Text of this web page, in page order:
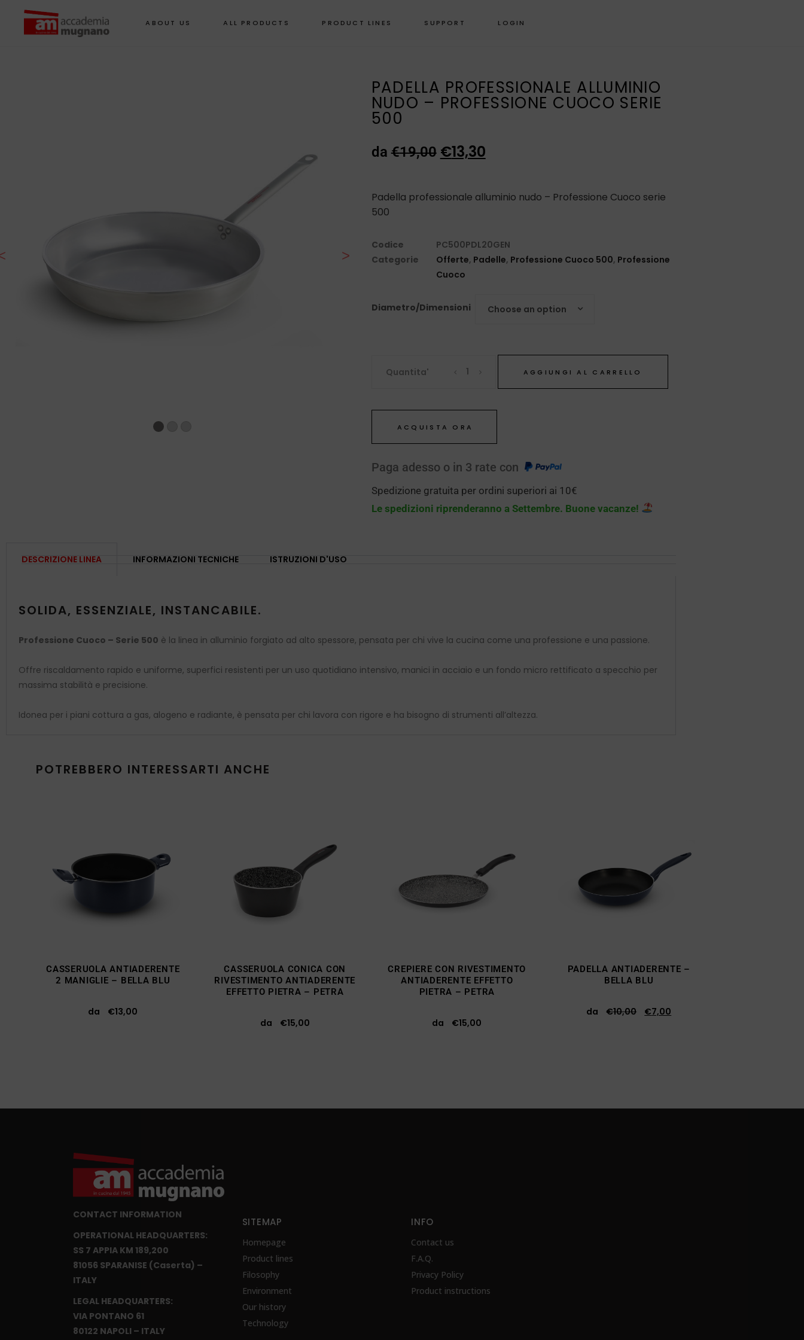
ABOUT US ALL PRODUCTS PRODUCT LINES SUPPORT LOGIN
>
PADELLA PROFESSIONALE ALLUMINIO
NUDO – PROFESSIONE CUOCO SERIE
500
da €19,00 €13,30
Padella professionale alluminio nudo – Professione Cuoco serie
500
Codice
PC500PDL20GEN
Categorie
Offerte, Padelle, Professione Cuoco 500, Professione
Cuoco
Diametro/Dimensioni Choose an option
Quantita' AGGIUNGI AL CARRELLO
ACQUISTA ORA
Paga adesso o in 3 rate con
Spedizione gratuita per ordini superiori ai 10€
Le spedizioni riprenderanno a Settembre. Buone vacanze!
DESCRIZIONE LINEA INFORMAZIONI TECNICHE ISTRUZIONI D'USO
SOLIDA, ESSENZIALE, INSTANCABILE.
Professione Cuoco – Serie 500 è la linea in alluminio forgiato ad alto spessore, pensata per chi vive la cucina come una professione e una passione.
Offre riscaldamento rapido e uniforme, superfici resistenti per un uso quotidiano intensivo, manici in acciaio e un fondo micro rettificato a specchio per
massima stabilità e precisione.
Idonea per i piani cottura a gas, alogeno e radiante, è pensata per chi lavora con rigore e ha bisogno di strumenti all’altezza.
POTREBBERO INTERESSARTI ANCHE
CASSERUOLA ANTIADERENTE
2 MANIGLIE – BELLA BLU
da €13,00
CASSERUOLA CONICA CON
RIVESTIMENTO ANTIADERENTE
EFFETTO PIETRA – PETRA
da €15,00
CREPIERE CON RIVESTIMENTO
ANTIADERENTE EFFETTO
PIETRA – PETRA
da €15,00
PADELLA ANTIADERENTE –
BELLA BLU
da€10,00 €7,00
CONTACT INFORMATION
OPERATIONAL HEADQUARTERS:
SS 7 APPIA KM 189,200
81056 SPARANISE (Caserta) –
ITALY
LEGAL HEADQUARTERS:
VIA PONTANO 61
80122 NAPOLI – ITALY
SITEMAP
Homepage
Product lines
Filosophy
Environment
Our history
Technology
INFO
Contact us
F.A.Q.
Privacy Policy
Product instructions